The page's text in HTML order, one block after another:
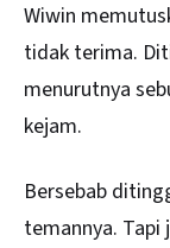
Wiwin
tidak terima.
menurutnya
kejam.
Bersebab
temannya.